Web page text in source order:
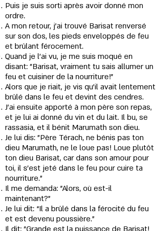
Puis je suis sorti après avoir donné mon
ordre.
A mon retour, j'ai trouvé Barisat renversé
sur son dos, les pieds enveloppés de feu
et brûlant férocement.
Quand je l'ai vu, je me suis moqué en
disant: "Barisat, vraiment tu sais allumer un
feu et cuisiner de la nourriture!"
Alors que je riait, je vis qu’il avait lentement
brûlé dans le feu et devint des cendres.
J'ai ensuite apporté à mon père son repas,
et je lui ai donné du vin et du lait. Il bu, se
rassasia, et il bénit Marumath son dieu.
Je lui dis: "Père Térach, ne bénis pas ton
dieu Marumath, ne le loue pas! Loue plutôt
ton dieu Barisat, car dans son amour pour
toi, il s'est jeté dans le feu pour cuire ta
nourriture."
Il me demanda: "Alors, où est-il
maintenant?"
Je lui dit: “Il a brûlé dans la férocité du feu
et est devenu poussière."
Il dit: "Grande est la puissance de Barisat!